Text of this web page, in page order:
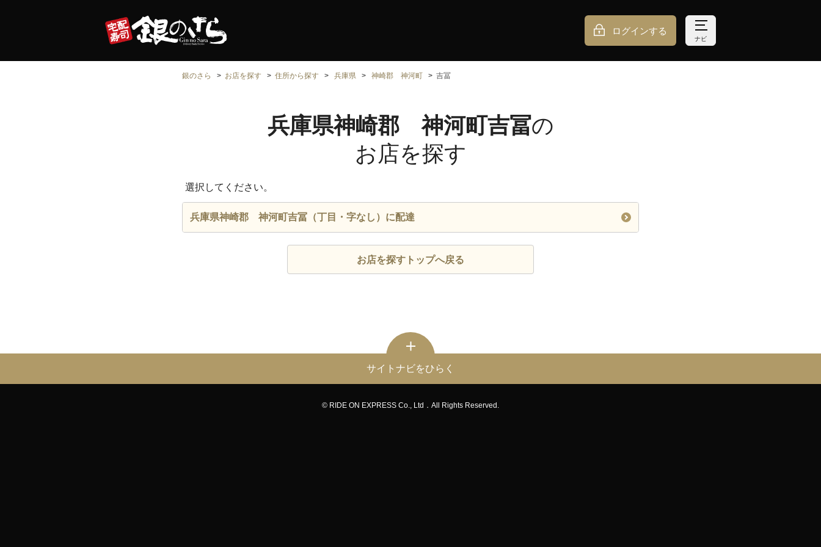
ログインする
ナビ
銀のさら お店を探す 住所から探す 兵庫県 神崎郡 神河町 吉冨
兵庫県神崎郡 神河町吉冨の
お店を探す
選択してください。
兵庫県神崎郡 神河町吉冨（丁目・字なし）に配達
お店を探すトップへ戻る
サイトナビをひらく
© RIDE ON EXPRESS Co., Ltd．All Rights Reserved.